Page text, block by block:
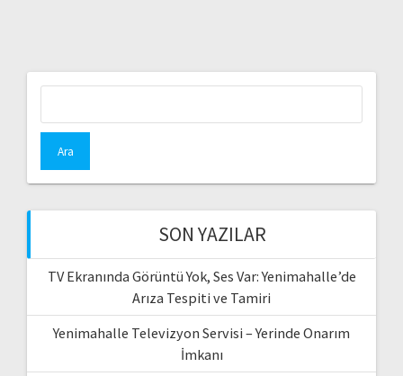
SON YAZILAR
TV Ekranında Görüntü Yok, Ses Var: Yenimahalle’de
Arıza Tespiti ve Tamiri
Yenimahalle Televizyon Servisi – Yerinde Onarım
İmkanı